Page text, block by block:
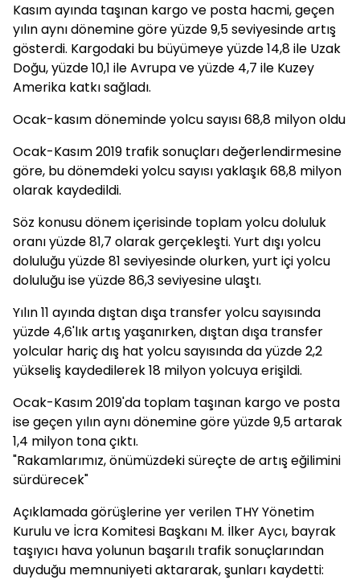
Kasım ayında taşınan kargo ve posta hacmi, geçen
yılın aynı dönemine göre yüzde 9,5 seviyesinde artış
gösterdi. Kargodaki bu büyümeye yüzde 14,8 ile Uzak
Doğu, yüzde 10,1 ile Avrupa ve yüzde 4,7 ile Kuzey
Amerika katkı sağladı.
Ocak-kasım döneminde yolcu sayısı 68,8 milyon oldu
Ocak-Kasım 2019 trafik sonuçları değerlendirmesine
göre, bu dönemdeki yolcu sayısı yaklaşık 68,8 milyon
olarak kaydedildi.
Söz konusu dönem içerisinde toplam yolcu doluluk
oranı yüzde 81,7 olarak gerçekleşti. Yurt dışı yolcu
doluluğu yüzde 81 seviyesinde olurken, yurt içi yolcu
doluluğu ise yüzde 86,3 seviyesine ulaştı.
Yılın 11 ayında dıştan dışa transfer yolcu sayısında
yüzde 4,6'lık artış yaşanırken, dıştan dışa transfer
yolcular hariç dış hat yolcu sayısında da yüzde 2,2
yükseliş kaydedilerek 18 milyon yolcuya erişildi.
Ocak-Kasım 2019'da toplam taşınan kargo ve posta
ise geçen yılın aynı dönemine göre yüzde 9,5 artarak
1,4 milyon tona çıktı.
"Rakamlarımız, önümüzdeki süreçte de artış eğilimini
sürdürecek"
Açıklamada görüşlerine yer verilen THY Yönetim
Kurulu ve İcra Komitesi Başkanı M. İlker Aycı, bayrak
taşıyıcı hava yolunun başarılı trafik sonuçlarından
duyduğu memnuniyeti aktararak, şunları kaydetti: